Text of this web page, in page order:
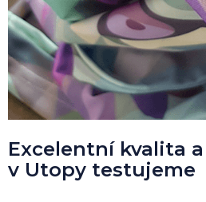
Excelentní kvalita
v Utopy testujeme